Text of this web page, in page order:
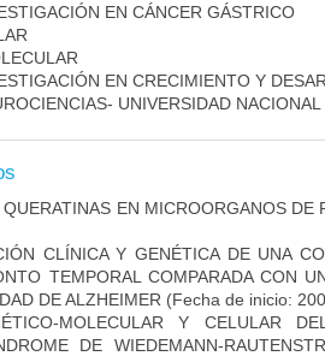
EN CÁNCER GÁSTRICO
EN CRECIMIENTO Y
UNIVERSIDAD
EN MICROORGANOS DE
CLÍNICA Y GENÉTICA DE UNA
TEMPORAL COMPARADA CON
DE ALZHEIMER (Fecha de inicio:
MOLECULAR Y CELULAR
DE WIEDEMANN-